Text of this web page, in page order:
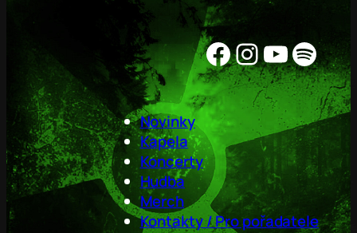
Facebook InstagramYouTube Spotify
Novinky
Kapela
Koncerty
Hudba
Merch
Kontakty / Pro pořadatele